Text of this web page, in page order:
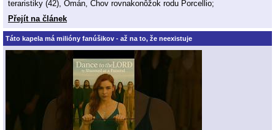
teraristiky (42), Omán, Chov rovnakonôžok rodu Porcellio;
Přejít na článek
Táto kapela má milióny fanúšikov - až na to, že neexistuje